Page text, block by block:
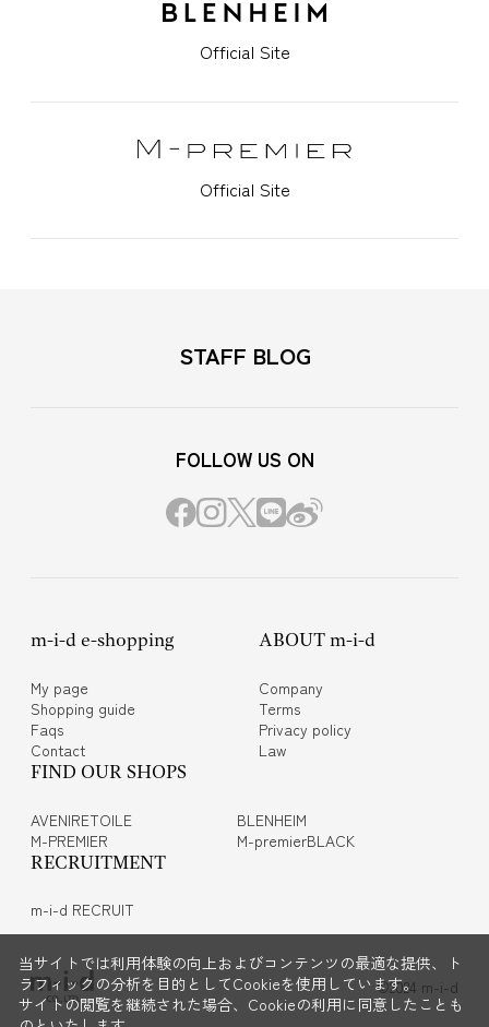
Official Site
Official Site
STAFF BLOG
FOLLOW US ON
m-i-d e-shopping
My page
Shopping guide
Faqs
Contact
ABOUT m-i-d
Company
Terms
Privacy policy
Law
FIND OUR SHOPS
AVENIRETOILE
BLENHEIM
M-PREMIER
M-premierBLACK
RECRUITMENT
m-i-d RECRUIT
©2024 m-i-d
当サイトでは利用体験の向上およびコンテンツの最適な提供、ト
ラフィックの分析を目的としてCookieを使用しています。
サイトの閲覧を継続された場合、Cookieの利用に同意したことも